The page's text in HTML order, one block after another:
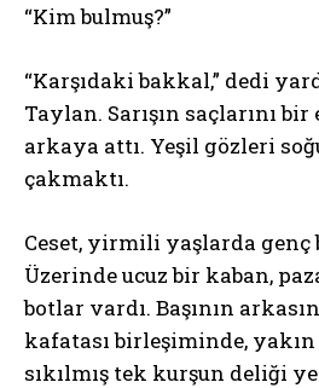
“Kim bulmuş?”
“Karşıdaki bakkal,” dedi
Taylan. Sarışın saçlarını
arkaya attı. Yeşil gözleri
çakmaktı.
Ceset, yirmili yaşlarda genç
Üzerinde ucuz bir kaban,
botlar vardı. Başının
kafatası birleşiminde,
sıkılmış tek kurşun deliği